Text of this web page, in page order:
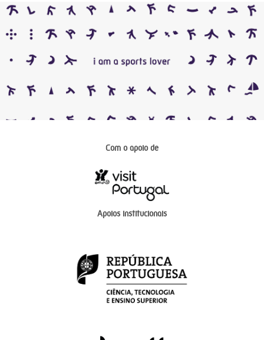
Com o apoio de
Apoios institucionais